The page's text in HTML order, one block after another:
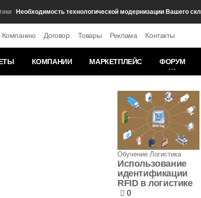
Необходимость технологической модернизации Вашего склада
Компанию Договор Товары Реклама Контакты
КОМПАНИИ МАРКЕТПЛЕЙС ФОРУМ
Обучение Логистика
Использование
идентификации
RFID в логистике
0